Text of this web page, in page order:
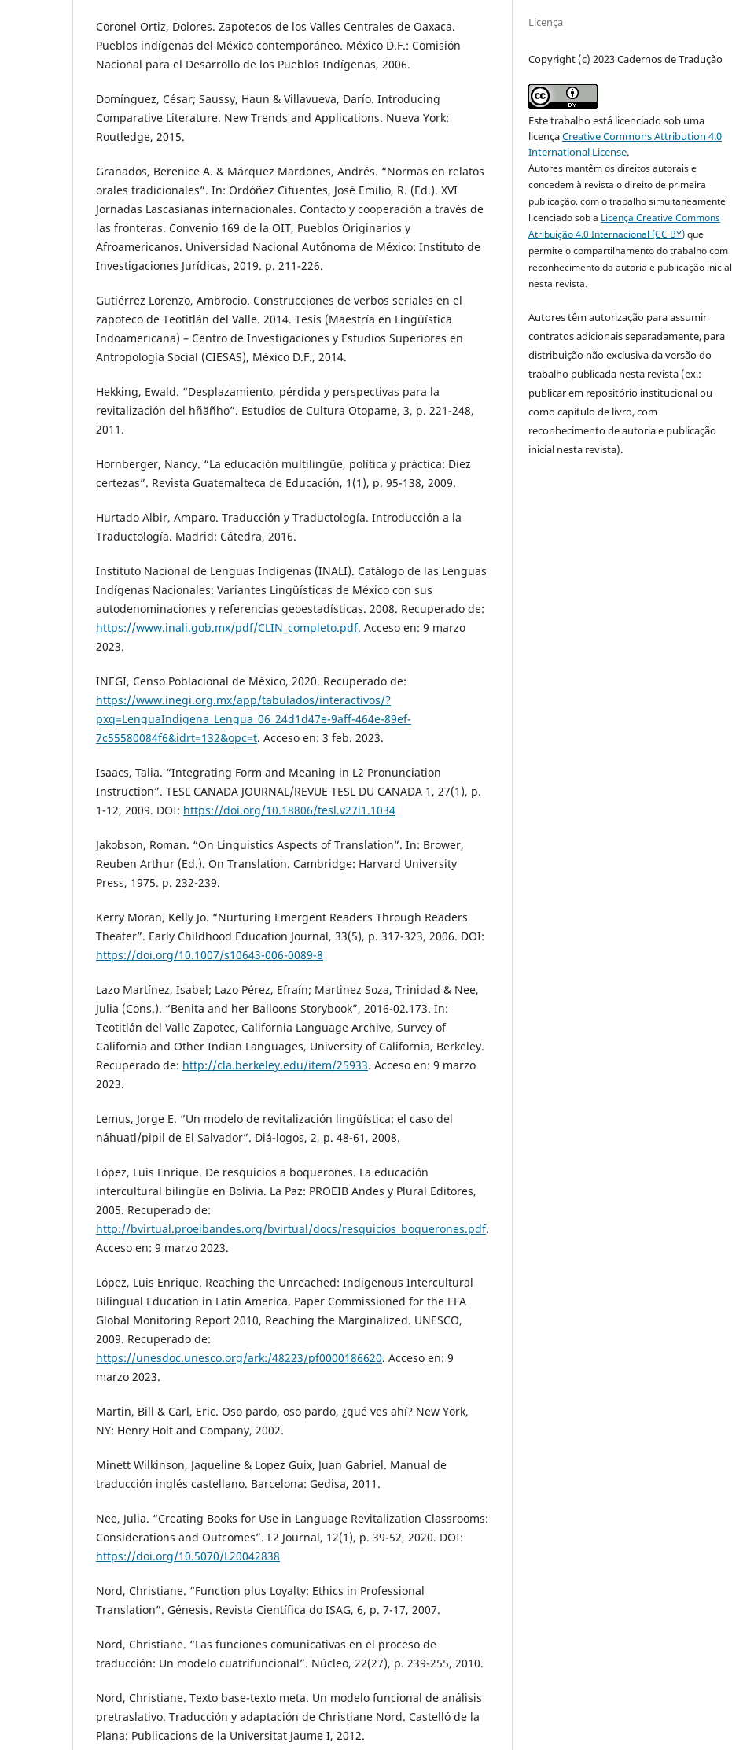
Coronel Ortiz, Dolores. Zapotecos de los Valles Centrales de Oaxaca.
Pueblos indígenas del México contemporáneo. México D.F.: Comisión
Nacional para el Desarrollo de los Pueblos Indígenas, 2006.
Domínguez, César; Saussy, Haun & Villavueva, Darío. Introducing
Comparative Literature. New Trends and Applications. Nueva York:
Routledge, 2015.
Granados, Berenice A. & Márquez Mardones, Andrés. “Normas en relatos
orales tradicionales”. In: Ordóñez Cifuentes, José Emilio, R. (Ed.). XVI
Jornadas Lascasianas internacionales. Contacto y cooperación a través de
las fronteras. Convenio 169 de la OIT, Pueblos Originarios y
Afroamericanos. Universidad Nacional Autónoma de México: Instituto de
Investigaciones Jurídicas, 2019. p. 211-226.
Gutiérrez Lorenzo, Ambrocio. Construcciones de verbos seriales en el
zapoteco de Teotitlán del Valle. 2014. Tesis (Maestría en Lingüística
Indoamericana) – Centro de Investigaciones y Estudios Superiores en
Antropología Social (CIESAS), México D.F., 2014.
Hekking, Ewald. “Desplazamiento, pérdida y perspectivas para la
revitalización del hñäñho”. Estudios de Cultura Otopame, 3, p. 221-248,
2011.
Hornberger, Nancy. “La educación multilingüe, política y práctica: Diez
certezas”. Revista Guatemalteca de Educación, 1(1), p. 95-138, 2009.
Hurtado Albir, Amparo. Traducción y Traductología. Introducción a la
Traductología. Madrid: Cátedra, 2016.
Instituto Nacional de Lenguas Indígenas (INALI). Catálogo de las Lenguas
Indígenas Nacionales: Variantes Lingüísticas de México con sus
autodenominaciones y referencias geoestadísticas. 2008. Recuperado de:
https://www.inali.gob.mx/pdf/CLIN_completo.pdf. Acceso en: 9 marzo
2023.
INEGI, Censo Poblacional de México, 2020. Recuperado de:
https://www.inegi.org.mx/app/tabulados/interactivos/?
pxq=LenguaIndigena_Lengua_06_24d1d47e-9aff-464e-89ef-
7c55580084f6&idrt=132&opc=t. Acceso en: 3 feb. 2023.
Isaacs, Talia. “Integrating Form and Meaning in L2 Pronunciation
Instruction”. TESL CANADA JOURNAL/REVUE TESL DU CANADA 1, 27(1), p.
1-12, 2009. DOI: https://doi.org/10.18806/tesl.v27i1.1034
Jakobson, Roman. “On Linguistics Aspects of Translation”. In: Brower,
Reuben Arthur (Ed.). On Translation. Cambridge: Harvard University
Press, 1975. p. 232-239.
Kerry Moran, Kelly Jo. “Nurturing Emergent Readers Through Readers
Theater”. Early Childhood Education Journal, 33(5), p. 317-323, 2006. DOI:
https://doi.org/10.1007/s10643-006-0089-8
Lazo Martínez, Isabel; Lazo Pérez, Efraín; Martinez Soza, Trinidad & Nee,
Julia (Cons.). “Benita and her Balloons Storybook”, 2016-02.173. In:
Teotitlán del Valle Zapotec, California Language Archive, Survey of
California and Other Indian Languages, University of California, Berkeley.
Recuperado de: http://cla.berkeley.edu/item/25933. Acceso en: 9 marzo
2023.
Lemus, Jorge E. “Un modelo de revitalización lingüística: el caso del
náhuatl/pipil de El Salvador”. Diá-logos, 2, p. 48-61, 2008.
López, Luis Enrique. De resquicios a boquerones. La educación
intercultural bilingüe en Bolivia. La Paz: PROEIB Andes y Plural Editores,
2005. Recuperado de:
http://bvirtual.proeibandes.org/bvirtual/docs/resquicios_boquerones.pdf.
Acceso en: 9 marzo 2023.
López, Luis Enrique. Reaching the Unreached: Indigenous Intercultural
Bilingual Education in Latin America. Paper Commissioned for the EFA
Global Monitoring Report 2010, Reaching the Marginalized. UNESCO,
2009. Recuperado de:
https://unesdoc.unesco.org/ark:/48223/pf0000186620. Acceso en: 9
marzo 2023.
Martin, Bill & Carl, Eric. Oso pardo, oso pardo, ¿qué ves ahí? New York,
NY: Henry Holt and Company, 2002.
Minett Wilkinson, Jaqueline & Lopez Guix, Juan Gabriel. Manual de
traducción inglés castellano. Barcelona: Gedisa, 2011.
Nee, Julia. “Creating Books for Use in Language Revitalization Classrooms:
Considerations and Outcomes”. L2 Journal, 12(1), p. 39-52, 2020. DOI:
https://doi.org/10.5070/L20042838
Nord, Christiane. “Function plus Loyalty: Ethics in Professional
Translation”. Génesis. Revista Científica do ISAG, 6, p. 7-17, 2007.
Nord, Christiane. “Las funciones comunicativas en el proceso de
traducción: Un modelo cuatrifuncional”. Núcleo, 22(27), p. 239-255, 2010.
Nord, Christiane. Texto base-texto meta. Un modelo funcional de análisis
pretraslativo. Traducción y adaptación de Christiane Nord. Castelló de la
Plana: Publicacions de la Universitat Jaume I, 2012.
Licença
Copyright (c) 2023 Cadernos de Tradução
Este trabalho está licenciado sob uma
licençaCreative Commons Attribution 4.0
International License.
Autores mantêm os direitos autorais e
concedem à revista o direito de primeira
publicação, com o trabalho simultaneamente
licenciado sob a Licença Creative Commons
Atribuição 4.0 Internacional (CC BY)que
permite o compartilhamento do trabalho com
reconhecimento da autoria e publicação inicial
nesta revista.
Autores têm autorização para assumir
contratos adicionais separadamente, para
distribuição não exclusiva da versão do
trabalho publicada nesta revista (ex.:
publicar em repositório institucional ou
como capítulo de livro, com
reconhecimento de autoria e publicação
inicial nesta revista).